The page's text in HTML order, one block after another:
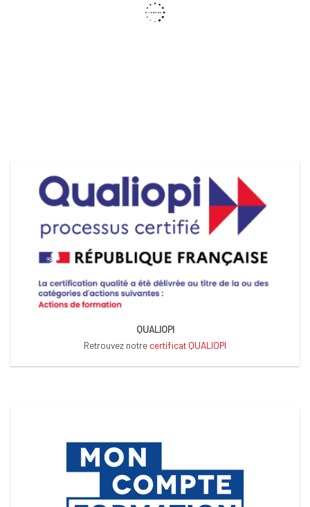
QUALIOPI
Retrouvez notre certificat QUALIOPI